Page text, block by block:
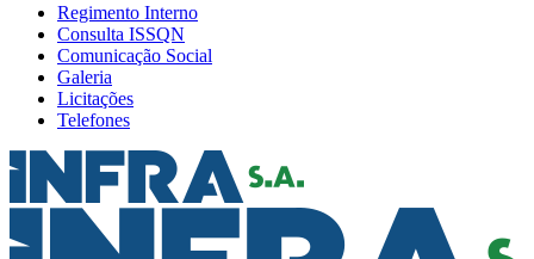
Regimento Interno
Consulta ISSQN
Comunicação Social
Galeria
Licitações
Telefones